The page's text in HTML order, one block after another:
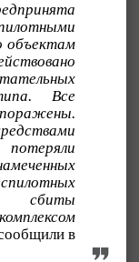
объектам
Все
сбиты
в